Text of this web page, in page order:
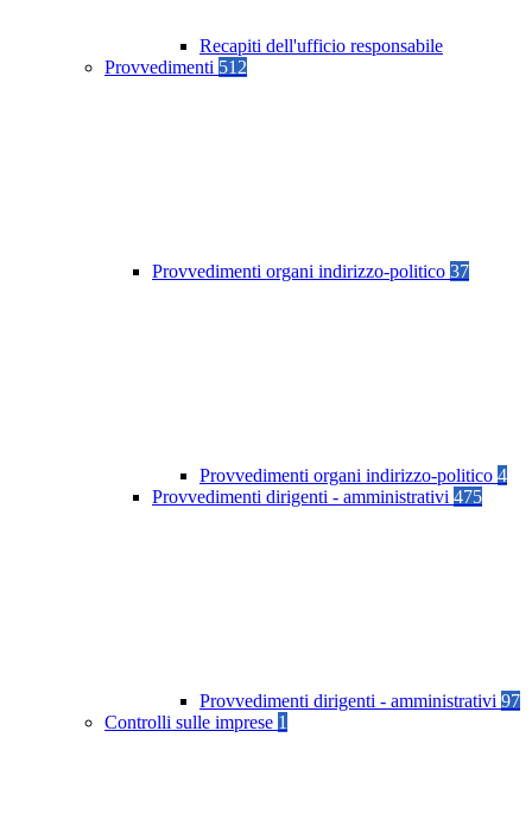
Recapiti dell'ufficio responsabile
Provvedimenti 512
Provvedimenti organi indirizzo-politico 37
Provvedimenti organi indirizzo-politico 4
Provvedimenti dirigenti - amministrativi 475
Provvedimenti dirigenti - amministrativi 97
Controlli sulle imprese 1